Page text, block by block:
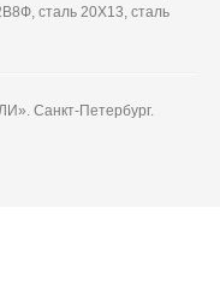
сталь 20Х13, сталь
Санкт-Петербург.